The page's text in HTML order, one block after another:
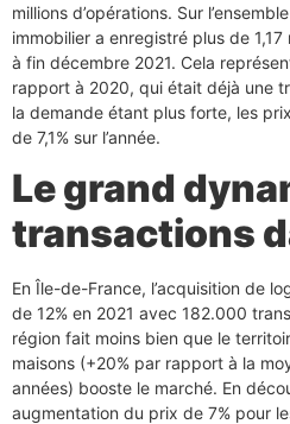
millions d’opérations. Sur
immobilier a enregistré plus de
à fin décembre 2021. Cela
rapport à 2020, qui était déjà une
la demande étant plus forte, les
de 7,1% sur l’année.
Le grand
transactions
En Île-de-France, l’acquisition de
de 12% en 2021 avec 182.000
région fait moins bien que le
maisons (+20% par rapport à la
années) booste le marché. En
augmentation du prix de 7% pour